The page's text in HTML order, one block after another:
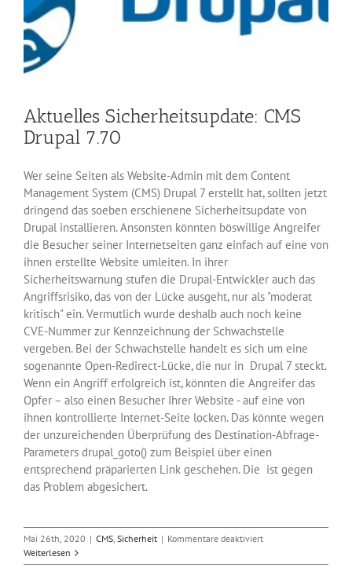
Aktuelles Sicherheitsupdate: CMS
Drupal 7.70
Wer seine Seiten als Website-Admin mit dem Content
Management System (CMS) Drupal 7 erstellt hat, sollten jetzt
dringend das soeben erschienene Sicherheitsupdate von
Drupal installieren. Ansonsten könnten böswillige Angreifer
die Besucher seiner Internetseiten ganz einfach auf eine von
ihnen erstellte Website umleiten. In ihrer
Sicherheitswarnung stufen die Drupal-Entwickler auch das
Angriffsrisiko, das von der Lücke ausgeht, nur als "moderat
kritisch" ein. Vermutlich wurde deshalb auch noch keine
CVE-Nummer zur Kennzeichnung der Schwachstelle
vergeben. Bei der Schwachstelle handelt es sich um eine
sogenannte Open-Redirect-Lücke, die nur in Drupal 7 steckt.
Wenn ein Angriff erfolgreich ist, könnten die Angreifer das
Opfer – also einen Besucher Ihrer Website - auf eine von
ihnen kontrollierte Internet-Seite locken. Das könnte wegen
der unzureichenden Überprüfung des Destination-Abfrage-
Parameters drupal_goto() zum Beispiel über einen
entsprechend präparierten Link geschehen. Die ist gegen
das Problem abgesichert.
Mai 26th, 2020 | CMS, Sicherheit | Kommentare deaktiviertfür
Sicherheitsupdate:
Weiterlesen